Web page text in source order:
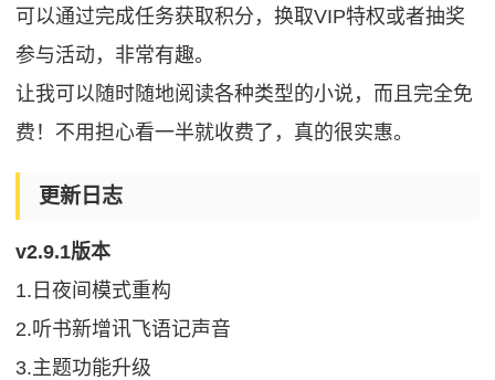
可以通过完成任务获取积分，换取VIP特权或者抽奖
参与活动，非常有趣。
让我可以随时随地阅读各种类型的小说，而且完全免
费！不用担心看一半就收费了，真的很实惠。
更新日志
v2.9.1版本
1.日夜间模式重构
2.听书新增讯飞语记声音
3.主题功能升级